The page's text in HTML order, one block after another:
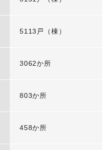
5113戸（棟）
3062か所
803か所
458か所